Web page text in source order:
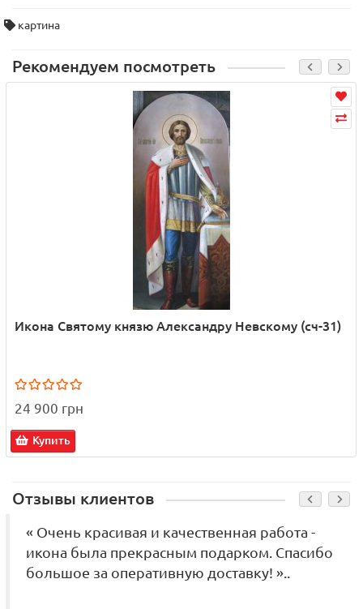
картина
Рекомендуем посмотреть
Икона Святому князю Александру Невскому (сч-31)
24 900 грн
Купить
Отзывы клиентов
« Очень красивая и качественная работа -
икона была прекрасным подарком. Спасибо
большое за оперативную доставку! »..